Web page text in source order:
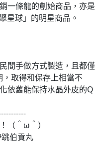
一條龍的創始商品，亦是
星球」的明星商品。
間手做方式製造，且都僅
取得和保存上相當不
依舊能保持水晶外皮的Q
（＾ω＾）
伯貢丸